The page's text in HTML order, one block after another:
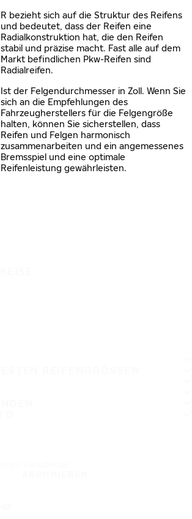
R bezieht sich auf die Struktur des Reifens
und bedeutet, dass der Reifen eine
Radialkonstruktion hat, die den Reifen
stabil und präzise macht. Fast alle auf dem
Markt befindlichen Pkw-Reifen sind
Radialreifen.
Ist der Felgendurchmesser in Zoll. Wenn Sie
sich an die Empfehlungen des
Fahrzeugherstellers für die Felgengröße
halten, können Sie sicherstellen, dass
Reifen und Felgen harmonisch
zusammenarbeiten und ein angemessenes
Bremsspiel und eine optimale
Reifenleistung gewährleisten.